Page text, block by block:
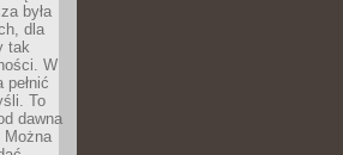
była
dla
tak
W
pełnić
To
dawna
Można